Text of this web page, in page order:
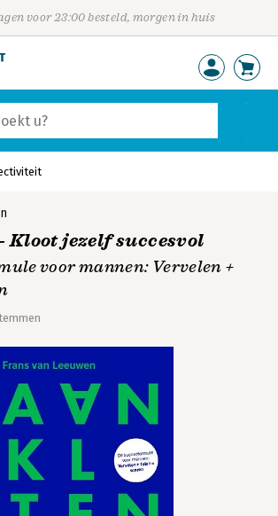
voor 23:00 besteld, morgen in huis
Kloot jezelf succesvol
voor mannen: Vervelen +